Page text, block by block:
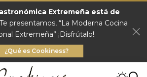
Extremeña está de
Te presentamos, “La Moderna Cocina
Extremeña” ¡Disfrútalo!.
¿Qué es Cookiness?